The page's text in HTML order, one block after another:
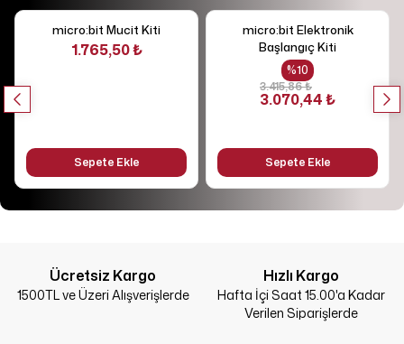
micro:bit Mucit Kiti
1.765,50 ₺
Sepete Ekle
micro:bit Elektronik
Başlangıç Kiti
%10
3.415,86 ₺
3.070,44 ₺
Sepete Ekle
Ücretsiz Kargo
1500TL ve Üzeri Alışverişlerde
Hızlı Kargo
Hafta İçi Saat 15.00'a Kadar
Verilen Siparişlerde